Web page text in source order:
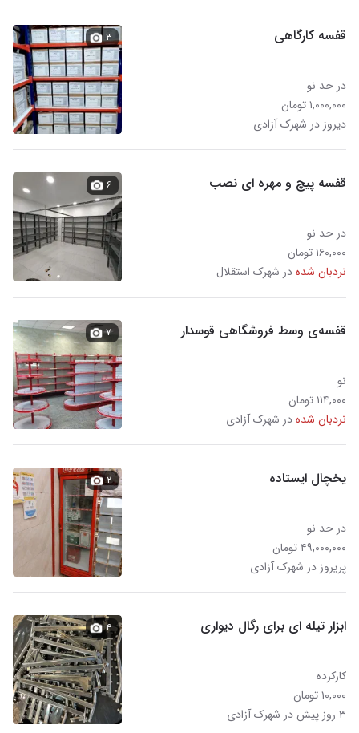
قفسه کارگاهی
در حد نو
۱,۰۰۰,۰۰۰ تومان
دیروز در شهرک آزادی
۳
قفسه پیچ و مهره ای نصب
در حد نو
۱۶۰,۰۰۰ تومان
نردبان شدهدر شهرک استقلال
۶
قفسه‌ی وسط فروشگاهی قوسدار
نو
۱۱۴,۰۰۰ تومان
نردبان شدهدر شهرک آزادی
۷
یخچال ایستاده
در حد نو
۴۹,۰۰۰,۰۰۰ تومان
پریروز در شهرک آزادی
۲
ابزار تیله ای برای رگال دیواری
کارکرده
۱۰,۰۰۰ تومان
۳ روز پیش در شهرک آزادی
۴